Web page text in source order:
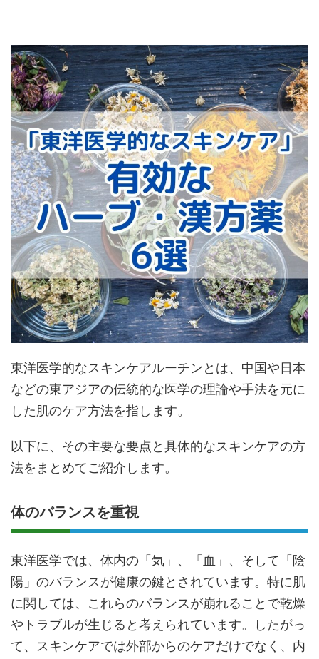
東洋医学的なスキンケアルーチンとは、中国や日本
などの東アジアの伝統的な医学の理論や手法を元に
した肌のケア方法を指します。
以下に、その主要な要点と具体的なスキンケアの方
法をまとめてご紹介します。
体のバランスを重視
東洋医学では、体内の「気」、「血」、そして「陰
陽」のバランスが健康の鍵とされています。特に肌
に関しては、これらのバランスが崩れることで乾燥
やトラブルが生じると考えられています。したがっ
て、スキンケアでは外部からのケアだけでなく、内